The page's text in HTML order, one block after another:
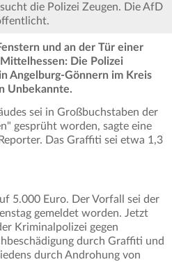
die Polizei Zeugen. Die AfD
und an der Tür einer
Die Polizei
Angelburg-Gönnern im Kreis
Unbekannte.
sei in Großbuchstaben der
gesprüht worden, sagte eine
Das Graffiti sei etwa 1,3
5.000 Euro. Der Vorfall sei der
gemeldet worden. Jetzt
Kriminalpolizei gegen
durch Graffiti und
durch Androhung von